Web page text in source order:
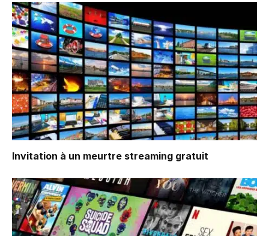
Invitation à un meurtre streaming gratuit